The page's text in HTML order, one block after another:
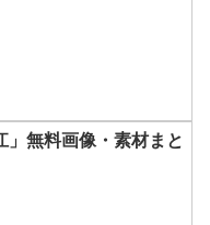
」無料画像・素材まと